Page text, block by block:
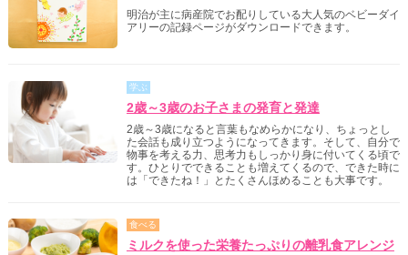
明治が主に病産院でお配りしている大人気のベビーダイ
アリーの記録ページがダウンロードできます。
学ぶ
2歳～3歳のお子さまの発育と発達
2歳～3歳になると言葉もなめらかになり、ちょっとし
た会話も成り立つようになってきます。そして、自分で
物事を考える力、思考力もしっかり身に付いてくる頃で
す。ひとりでできることも増えてくるので、できた時に
は「できたね！」とたくさんほめることも大事です。
食べる
ミルクを使った栄養たっぷりの離乳食アレンジ